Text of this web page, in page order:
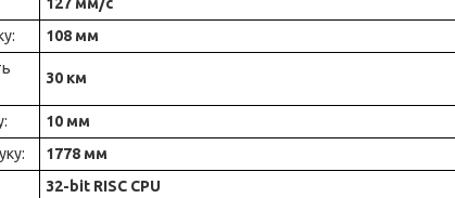
108 мм
30 км
10 мм
1778 мм
32-bit RISC CPU